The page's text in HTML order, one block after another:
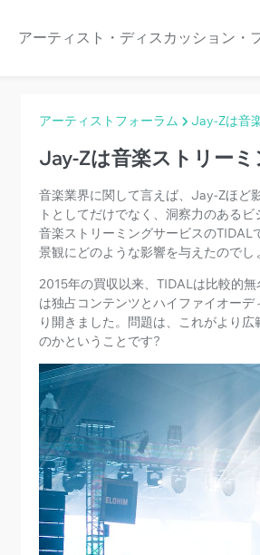
アーティスト・ディスカッション・
アーティストフォーラム Jay-Zは音
Jay-Zは音楽ストリー
音楽業界に関して言えば、Jay-Zほど
トとしてだけでなく、洞察力のある
音楽ストリーミングサービスの
景観にどのような影響を与えたのでし
2015年の買収以来、TIDALは比較的
は独占コンテンツとハイファイオー
り開きました。問題は、これがより
のかということです?